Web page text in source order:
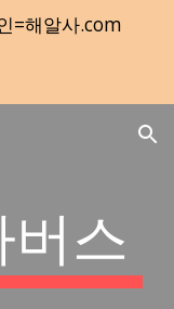
Skip to navigation
=해알사.com
스